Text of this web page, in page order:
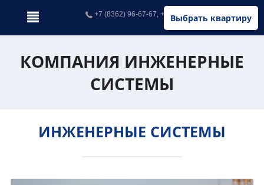
Выбрать квартиру
+7 (8362) 96-67-67, +7 (902) 326-67-67
КОМПАНИЯ ИНЖЕНЕРНЫЕ
СИСТЕМЫ
ИНЖЕНЕРНЫЕ СИСТЕМЫ